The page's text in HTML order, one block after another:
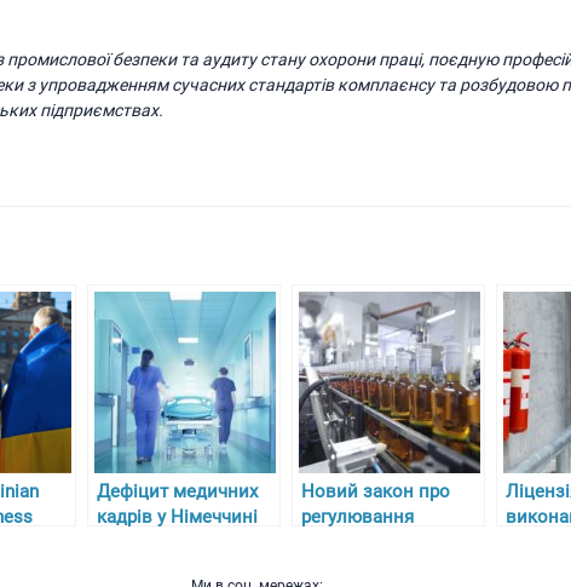
промислової безпеки та аудиту стану охорони праці, поєдную
з упровадженням сучасних стандартів комплаєнсу та розбудовою
підприємствах.
Дефіцит медичних
кадрів у Німеччині
Новий закон про
регулювання